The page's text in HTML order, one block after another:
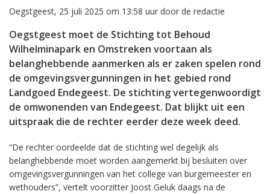
Oegstgeest, 25 juli 2025 om 13:58 uur door de redactie
Oegstgeest moet de Stichting tot Behoud
Wilhelminapark en Omstreken voortaan als
belanghebbende aanmerken als er zaken spelen rond
de omgevingsvergunningen in het gebied rond
Landgoed Endegeest. De stichting vertegenwoordigt
de omwonenden van Endegeest. Dat blijkt uit een
uitspraak die de rechter eerder deze week deed.
“De rechter oordeelde dat de stichting wel degelijk als
belanghebbende moet worden aangemerkt bij besluiten over
omgevingsvergunningen van het college van burgemeester en
wethouders”, vertelt voorzitter Joost Geluk daags na de